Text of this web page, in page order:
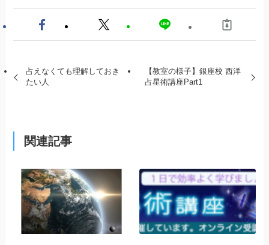
占えなくても理解しておき
たい人
【教室の様子】銀座校 西洋
占星術講座Part1
関連記事